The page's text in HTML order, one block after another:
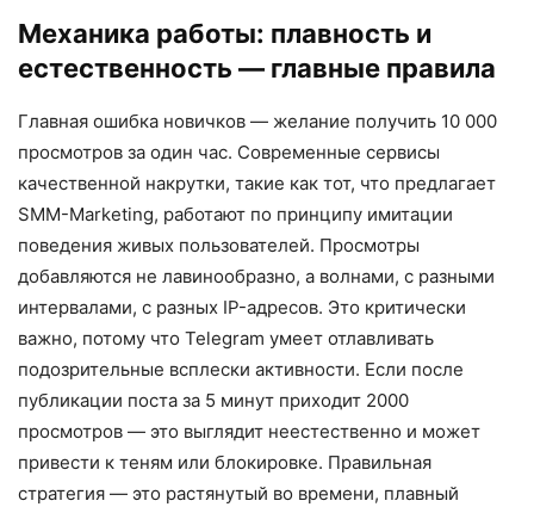
Механика работы: плавность и
естественность — главные правила
Главная ошибка новичков — желание получить 10 000
просмотров за один час. Современные сервисы
качественной накрутки, такие как тот, что предлагает
SMM-Marketing, работают по принципу имитации
поведения живых пользователей. Просмотры
добавляются не лавинообразно, а волнами, с разными
интервалами, с разных IP-адресов. Это критически
важно, потому что Telegram умеет отлавливать
подозрительные всплески активности. Если после
публикации поста за 5 минут приходит 2000
просмотров — это выглядит неестественно и может
привести к теням или блокировке. Правильная
стратегия — это растянутый во времени, плавный